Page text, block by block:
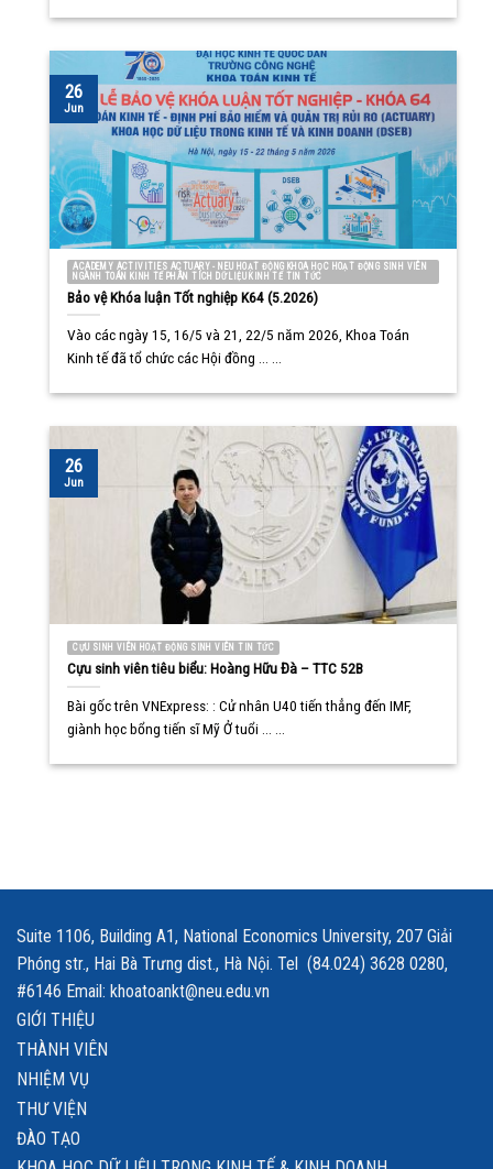
ACADEMY ACTIVITIES ACTUARY - NEU HOẠT ĐỘNG KHOA HỌC HOẠT ĐỘNG SINH VIÊN
NGÀNH TOÁN KINH TẾ PHÂN TÍCH DỮ LIỆU KINH TẾ TIN TỨC
Bảo vệ Khóa luận Tốt nghiệp K64 (5.2026)
Vào các ngày 15, 16/5 và 21, 22/5 năm 2026, Khoa Toán
Kinh tế đã tổ chức các Hội đồng ... ...
26
Jun
CỰU SINH VIÊN HOẠT ĐỘNG SINH VIÊN TIN TỨC
Cựu sinh viên tiêu biểu: Hoàng Hữu Đà – TTC 52B
Bài gốc trên VNExpress: : Cử nhân U40 tiến thẳng đến IMF,
giành học bổng tiến sĩ Mỹ Ở tuổi ... ...
26
Jun
Suite 1106, Building A1, National Economics University, 207 Giải
Phóng str., Hai Bà Trưng dist., Hà Nội. Tel (84.024) 3628 0280,
#6146 Email: khoatoankt@neu.edu.vn
GIỚI THIỆU
THÀNH VIÊN
NHIỆM VỤ
THƯ VIỆN
ĐÀO TẠO